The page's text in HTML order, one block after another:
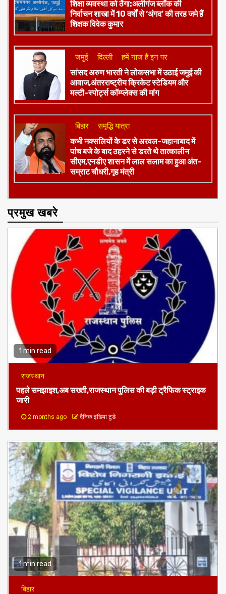
शिक्षा व्यवस्था को ठेंगा:अलीगंज ब्लॉक की
निर्वाचन शाखा में 10 वर्षों से ‘अंगद’ की तरह जमे हैं
शिक्षक विवेक कुमार
जमुई दिल्ली हमें नाज हैं इन पर
​सांसद अरुण भारती ने लोकसभा में उठाई जमुई की
आवाज,अंतरराष्ट्रीय क्रिकेट स्टेडियम और
मल्टी-स्पोर्ट्स कॉम्प्लेक्स की मांग
बिहार समृद्धि यात्रा
कभी नक्सलियों के डर से अरवल-जहानाबाद में
पांच बजे के बाद ठहरने से डरते थे तात्कालीन
सीएम,एनडीए शासन में लाल सलाम का हुआ अंत-
सम्राट चौधरी,गृह मंत्री
प्रमुख खबरे
1 min read
राजस्थान
पहले समझाइश,अब सख्ती,राजस्थान पुलिस की बड़ी ट्रैफिक स्ट्राइक
जारी
2 months ago दैनिक इंडिया टुडे
1 min read
बिहार